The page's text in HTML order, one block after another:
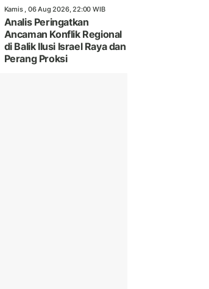
Kamis , 06 Aug 2026, 22:00 WIB
Analis Peringatkan
Ancaman Konflik Regional
di Balik Ilusi Israel Raya dan
Perang Proksi